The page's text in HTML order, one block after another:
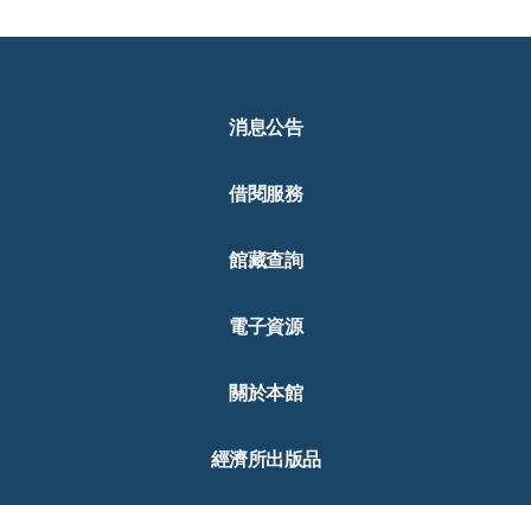
消息公告
借閱服務
館藏查詢
電子資源
關於本館
經濟所出版品